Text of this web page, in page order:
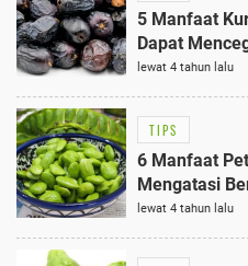
5 Manfaat
Dapat
lewat 4 tahun lalu
TIPS
6 Manfaat
Mengatasi
lewat 4 tahun lalu